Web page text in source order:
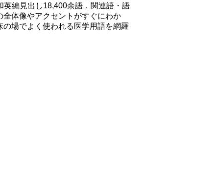
編見出し18,400余語．関連語・語
体像やアクセントがすぐにわか
場でよく使われる医学用語を網羅